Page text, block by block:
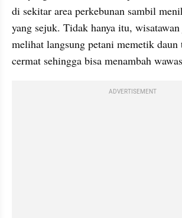
di sekitar area perkebunan sambil
yang sejuk. Tidak hanya itu,
melihat langsung petani memetik daun
cermat sehingga bisa menambah
ADVERTISEMENT